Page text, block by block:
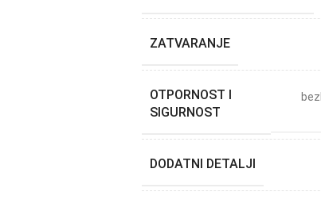
ZATVARANJE
OTPORNOST I
SIGURNOST
DODATNI DETALJI